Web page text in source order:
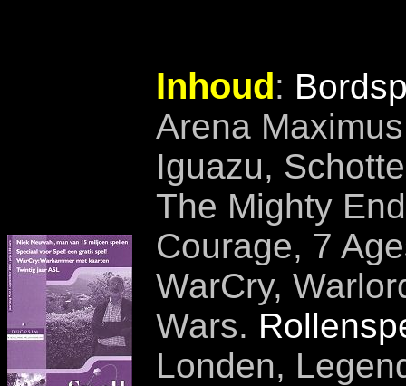
Inhoud:
Arena
Iguazu,
The Mighty
Courage, 7
WarCry,
Wars.
Londen,